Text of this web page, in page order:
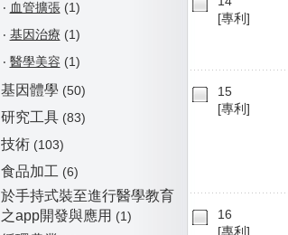
‧ 血管擴張(1)
‧ 基因治療 (1)
‧ 醫學美容 (1)
基因體學 (50)
研究工具(83)
技術(103)
食品加工 (6)
於手持式裝至進行醫學教育
之app開發與應用 (1)
[專利]
15
[專利]
16
[專利]